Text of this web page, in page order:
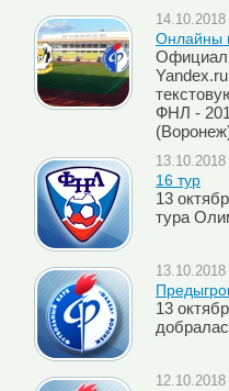
Онлайны
ФНЛ -
16 тур
13
тура
13